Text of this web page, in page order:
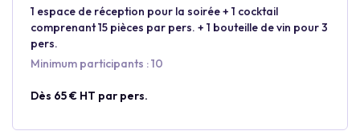
1 espace de réception pour la soirée + 1 cocktail
comprenant 15 pièces par pers. + 1 bouteille de vin pour 3
pers.
Minimum participants : 10
Dès 65 € HT par pers.